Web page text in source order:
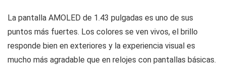
La pantalla AMOLED de 1.43 pulgadas es uno de sus
puntos más fuertes. Los colores se ven vivos, el brillo
responde bien en exteriores y la experiencia visual es
mucho más agradable que en relojes con pantallas básicas.